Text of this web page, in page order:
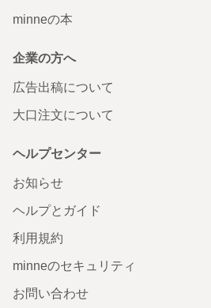
minneの本
企業の方へ
広告出稿について
大口注文について
ヘルプセンター
お知らせ
ヘルプとガイド
利用規約
minneのセキュリティ
お問い合わせ